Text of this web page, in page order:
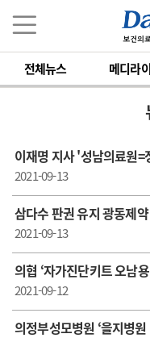
전체뉴스 메디라
이재명 지사 '성남의료원=
2021-09-13
삼다수 판권 유지 광동제약
2021-09-13
의협 ‘자가진단키트 오남
2021-09-12
의정부성모병원 ‘을지병원